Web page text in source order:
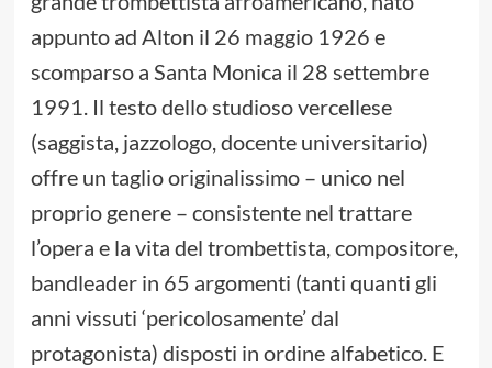
appunto ad Alton il 26 maggio 1926 e
scomparso a Santa Monica il 28 settembre
1991. Il testo dello studioso vercellese
(saggista, jazzologo, docente universitario)
offre un taglio originalissimo – unico nel
proprio genere – consistente nel trattare
l’opera e la vita del trombettista, compositore,
bandleader in 65 argomenti (tanti quanti gli
anni vissuti ‘pericolosamente’ dal
protagonista) disposti in ordine alfabetico. E